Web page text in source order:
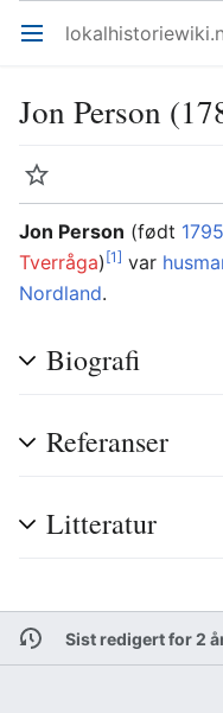
Åpne hovedmenyen
Jon Person
Overvåk
Jon Person (født 1795
Tverråga) [1] var
Nordland.
Biografi
Referanser
Litteratur
Sist redigert for 2